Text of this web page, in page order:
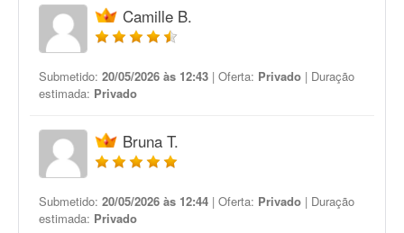
Camille B.
Submetido: 20/05/2026 às 12:43 | Oferta: Privado | Duração
estimada: Privado
Bruna T.
Submetido: 20/05/2026 às 12:44 | Oferta: Privado | Duração
estimada: Privado